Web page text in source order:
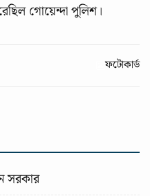
গোয়েন্দা পুলিশ।
ফটোকার্ড
সরকার